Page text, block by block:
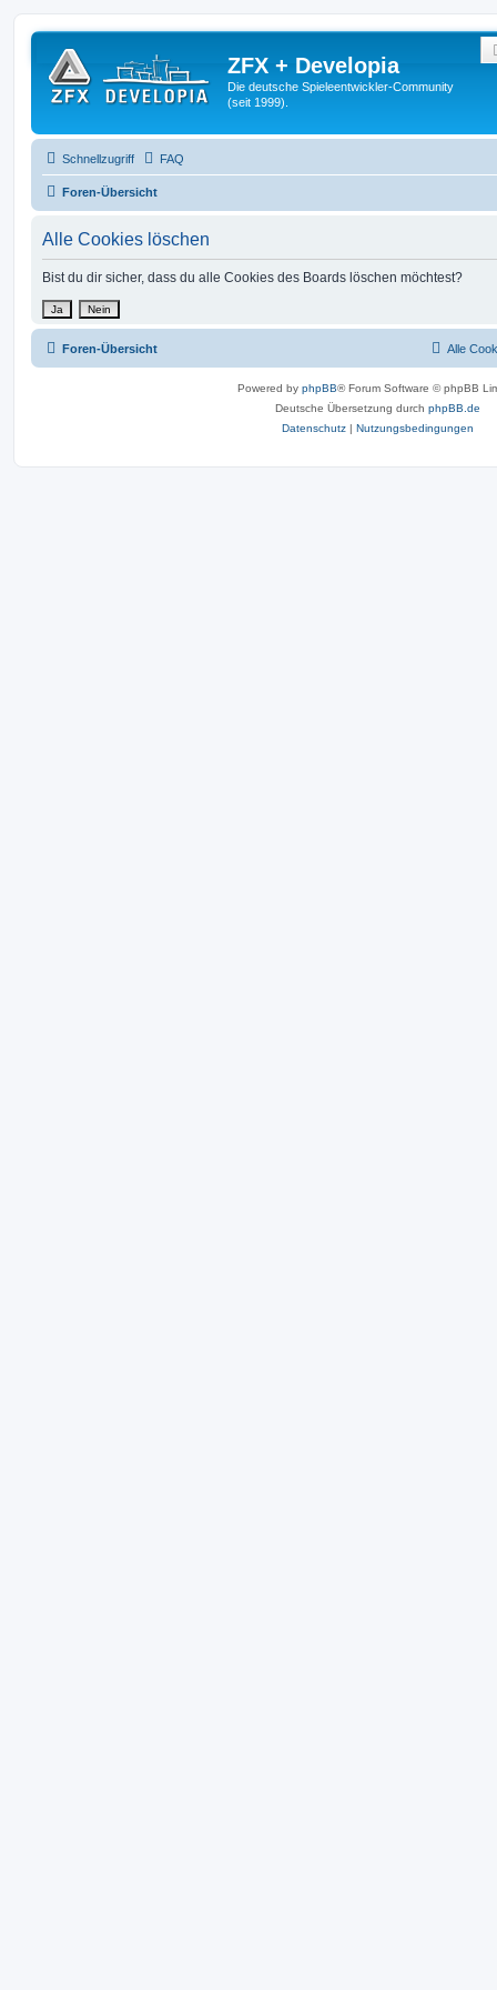
ZFX + Developia
Die deutsche Spieleentwickler-Community
(seit 1999).
Schnellzugriff FAQ
Foren-Übersicht
Alle Cookies löschen
Bist du dir sicher, dass du alle Cookies des Boards löschen möchtest?
Foren-Übersicht Alle
Powered by phpBB® Forum Software © phpBB
Deutsche Übersetzung durch phpBB.de
Datenschutz | Nutzungsbedingungen